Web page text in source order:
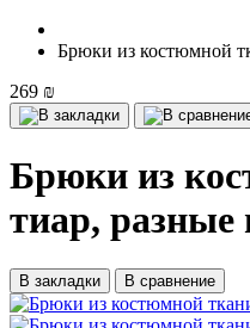
Брюки из костюмной
269 ₪
Брюки из
тиар, разные
В закладки В сравнение